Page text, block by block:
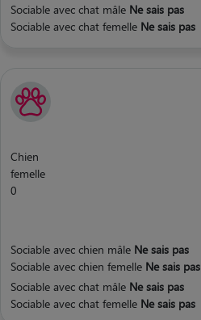
Sociable avec chat mâle Ne sais pas
Sociable avec chat femelle Ne sais pas
Chien
femelle
0
Sociable avec chien mâle Ne sais pas
Sociable avec chien femelle Ne sais pas
Sociable avec chat mâle Ne sais pas
Sociable avec chat femelle Ne sais pas